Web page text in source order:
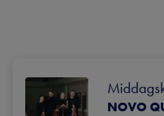
NOVO